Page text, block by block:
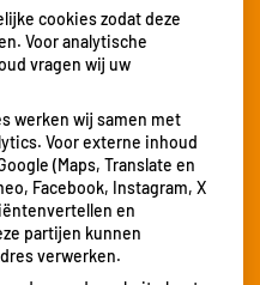
cookies zodat deze
Voor analytische
vragen wij uw
werken wij samen met
Voor externe inhoud
(Maps, Translate en
Facebook, Instagram, X
en
partijen kunnen
verwerken.